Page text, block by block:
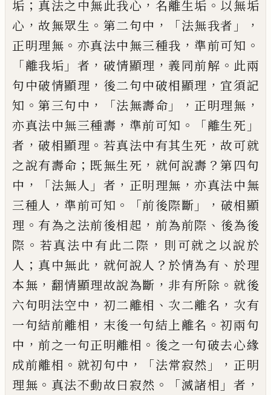
垢 ； 真法之中無此我心 ， 名離生垢 。 以無垢
心 ，故無眾生 。 第二句中 ，「法無我者 」，
正明理無 。 亦真法中無三種我 ， 準前可知 。
「離我垢 」 者 ， 破情顯理 ， 義同前解 。 此兩
句中破情顯理 ， 後二句中破相顯理 ， 宜須記
知 。第三句中 ，「法無壽命 」， 正明理無 ，
亦真法中無三種壽 ， 準前可知 。 「離生死 」
者 ，破相顯理 。 若真法中有其生死 ，故可就
之說有壽命 ； 既無生死 ， 就何說壽 ？第四句
中 ，「法無人 」 者 ， 正明理無 ，亦真法中無
三種人 ， 準前可知 。「前後際斷 」， 破相顯
理 。 有為之法前後相起 ， 前為前際 、 後為後
際 。 若真法中有此二際 ， 則可就之以說於
人 ； 真中無此 ， 就何說人 ？ 於情為有 、 於理
本無 ， 翻情顯理故說為斷 ， 非有所除 。 就後
六句明法空中 ， 初二離相 、 次二離名 ， 次有
一句結前離相 ， 末後一句結 上離名 。初兩句
中 ，前之一句正明離相 。 後之一句破去心緣
成前離相 。 就初句中 ，「法常寂然 」， 正明
理無 。 真法不動故曰寂然 。「滅諸相 」者 ，